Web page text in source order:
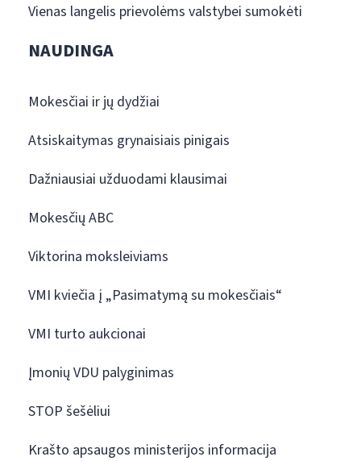
Vienas langelis prievolėms valstybei sumokėti
NAUDINGA
Mokesčiai ir jų dydžiai
Atsiskaitymas grynaisiais pinigais
Dažniausiai užduodami klausimai
Mokesčių ABC
Viktorina moksleiviams
VMI kviečia į „Pasimatymą su mokesčiais“
VMI turto aukcionai
Įmonių VDU palyginimas
STOP šešėliui
Krašto apsaugos ministerijos informacija